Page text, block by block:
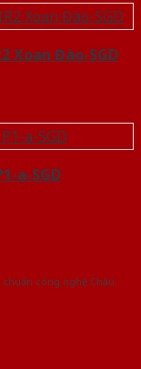
Xoan Đào-SGD
a-SGD
công nghệ Châu